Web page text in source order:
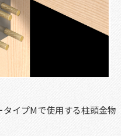
イプMで使用する柱頭金物